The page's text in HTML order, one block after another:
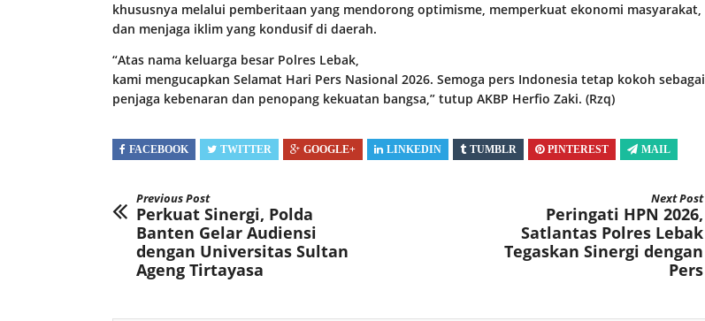
khususnya melalui pemberitaan yang mendorong optimisme, memperkuat ekonomi masyarakat,
dan menjaga iklim yang kondusif di daerah.
“Atas nama keluarga besar Polres Lebak,
kami mengucapkan Selamat Hari Pers Nasional 2026. Semoga pers Indonesia tetap kokoh sebagai
penjaga kebenaran dan penopang kekuatan bangsa,” tutup AKBP Herfio Zaki. (Rzq)
FACEBOOK TWITTER GOOGLE+ LINKEDIN TUMBLR PINTEREST MAIL
Previous Post
Perkuat Sinergi, Polda
Banten Gelar Audiensi
dengan Universitas Sultan
Ageng Tirtayasa
Next Post
Peringati HPN 2026,
Satlantas Polres Lebak
Tegaskan Sinergi dengan
Pers